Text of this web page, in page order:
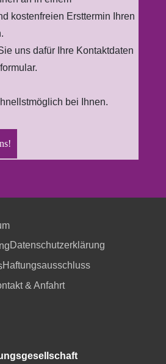
kostenfreien Ersttermin Ihren
uns dafür Ihre Kontaktdaten
bei Ihnen.
Datenschutzerklärung
Haftungsausschluss
& Anfahrt